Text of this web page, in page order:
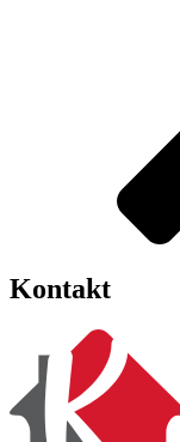
Kontakt